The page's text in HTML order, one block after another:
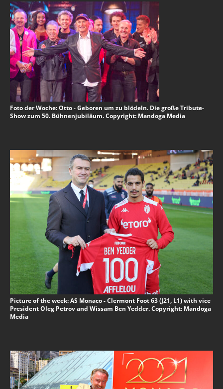
Foto der Woche: Otto - Geboren um zu blödeln. Die große Tribute-
Show zum 50. Bühnenjubiläum. Copyright: Mandoga Media
Picture of the week: AS Monaco - Clermont Foot 63 (J21, L1) with vice
President Oleg Petrov and Wissam Ben Yedder. Copyright: Mandoga
Media